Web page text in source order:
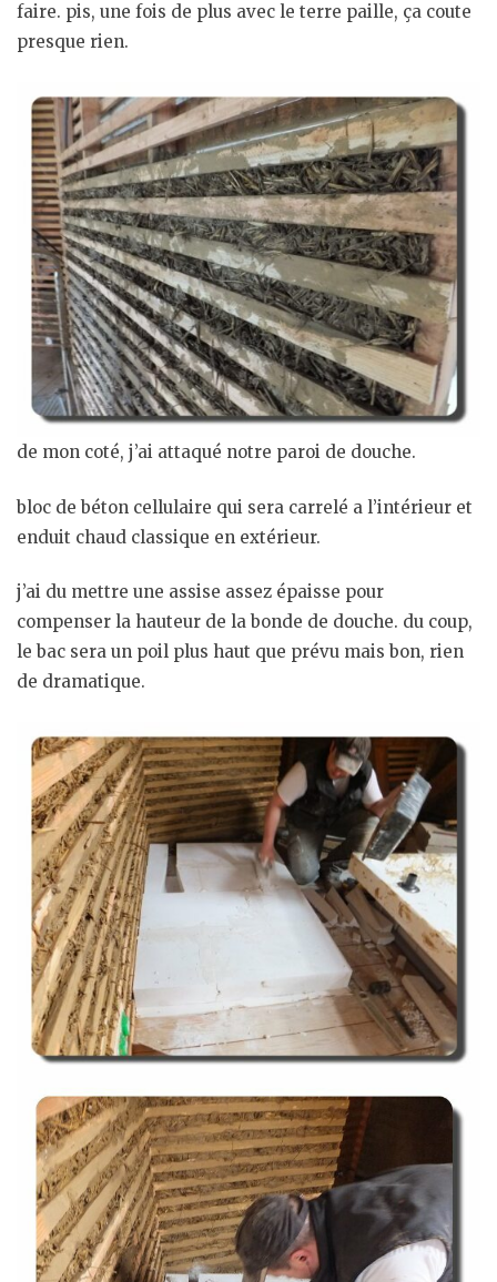
faire. pis, une fois de plus avec le terre paille, ça coute
presque rien.
de mon coté, j’ai attaqué notre paroi de douche.
bloc de béton cellulaire qui sera carrelé a l’intérieur et
enduit chaud classique en extérieur.
j’ai du mettre une assise assez épaisse pour
compenser la hauteur de la bonde de douche. du coup,
le bac sera un poil plus haut que prévu mais bon, rien
de dramatique.